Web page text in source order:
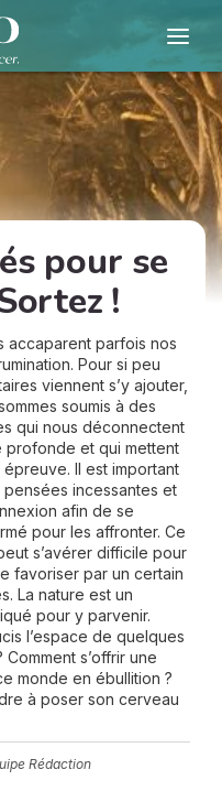
pour se
!
accaparent parfois nos
Pour si peu
viennent s’y ajouter,
soumis à des
qui nous déconnectent
profonde et qui mettent
Il est important
incessantes et
afin de se
pour les affronter. Ce
s’avérer difficile pour
favoriser par un certain
La nature est un
pour y parvenir.
l’espace de quelques
s’offrir une
monde en ébullition ?
à poser son cerveau
Rédaction